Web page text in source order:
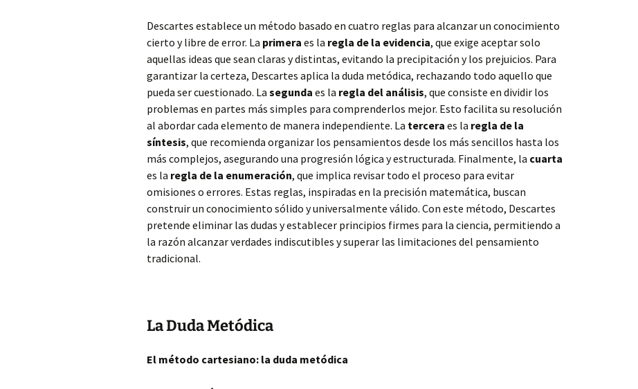
Descartes establece un método basado en cuatro reglas para alcanzar un conocimiento
cierto y libre de error. La primera es la regla de la evidencia, que exige aceptar solo
aquellas ideas que sean claras y distintas, evitando la precipitación y los prejuicios. Para
garantizar la certeza, Descartes aplica la duda metódica, rechazando todo aquello que
pueda ser cuestionado. La segunda es la regla del análisis, que consiste en dividir los
problemas en partes más simples para comprenderlos mejor. Esto facilita su resolución
al abordar cada elemento de manera independiente. La tercera es la regla de la
síntesis, que recomienda organizar los pensamientos desde los más sencillos hasta los
más complejos, asegurando una progresión lógica y estructurada. Finalmente, la cuarta
es la regla de la enumeración, que implica revisar todo el proceso para evitar
omisiones o errores. Estas reglas, inspiradas en la precisión matemática, buscan
construir un conocimiento sólido y universalmente válido. Con este método, Descartes
pretende eliminar las dudas y establecer principios firmes para la ciencia, permitiendo a
la razón alcanzar verdades indiscutibles y superar las limitaciones del pensamiento
tradicional.
La Duda Metódica
El método cartesiano: la duda metódica